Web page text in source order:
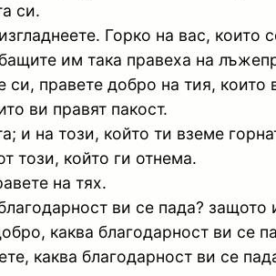
си.
Горко на вас,
им така правеха на
правете добро на тия, които
ви правят пакост.
и на този, който ти вземе
този, който ги отнема.
на тях.
ви се пада? защото
каква благодарност ви се
каква благодарност ви се